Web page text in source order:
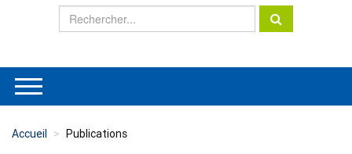
Accueil Publications